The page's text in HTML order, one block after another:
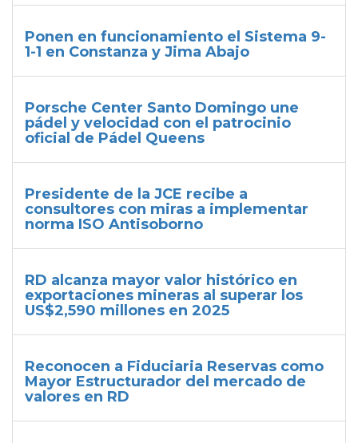
Ponen en funcionamiento el Sistema 9-
1-1 en Constanza y Jima Abajo
Porsche Center Santo Domingo une
pádel y velocidad con el patrocinio
oficial de Pádel Queens
Presidente de la JCE recibe a
consultores con miras a implementar
norma ISO Antisoborno
RD alcanza mayor valor histórico en
exportaciones mineras al superar los
US$2,590 millones en 2025
Reconocen a Fiduciaria Reservas como
Mayor Estructurador del mercado de
valores en RD